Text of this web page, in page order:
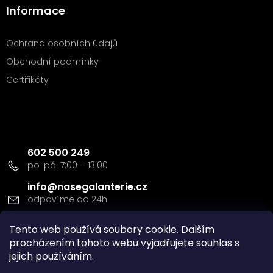
Tento web používá soubory cookie. Dalším
procházením tohoto webu vyjadřujete souhlas s
jejich používáním.
Informace
Ochrana osobních údajů
Obchodní podmínky
Certifikáty
info@nasegalanterie.cz
602 500 249
Doprava a platba